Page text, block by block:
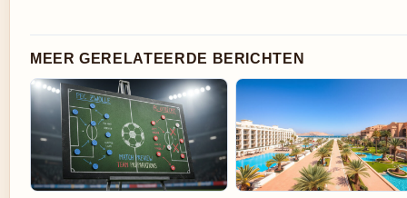
MEER GERELATEERDE BERICHTEN